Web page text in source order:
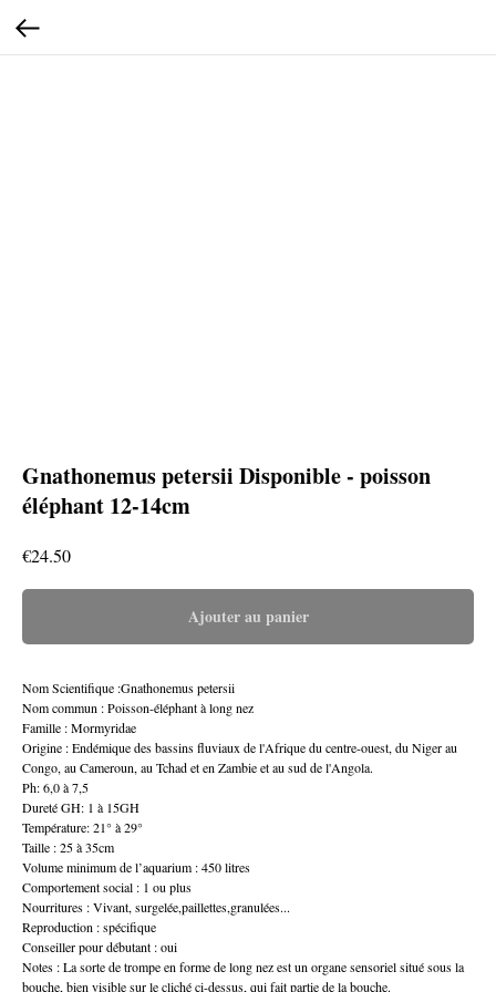
Gnathonemus petersii Disponible - poisson
éléphant 12-14cm
€24.50
Ajouter au panier
Nom Scientifique :Gnathonemus petersii
Nom commun : Poisson-éléphant à long nez
Famille : Mormyridae
Origine : Endémique des bassins fluviaux de l'Afrique du centre-ouest, du Niger au
Congo, au Cameroun, au Tchad et en Zambie et au sud de l'Angola.
Ph: 6,0 à 7,5
Dureté GH: 1 à 15GH
Température: 21° à 29°
Taille : 25 à 35cm
Volume minimum de l’aquarium : 450 litres
Comportement social : 1 ou plus
Nourritures : Vivant, surgelée,paillettes,granulées...
Reproduction : spécifique
Conseiller pour débutant : oui
Notes : La sorte de trompe en forme de long nez est un organe sensoriel situé sous la
bouche, bien visible sur le cliché ci-dessus, qui fait partie de la bouche.